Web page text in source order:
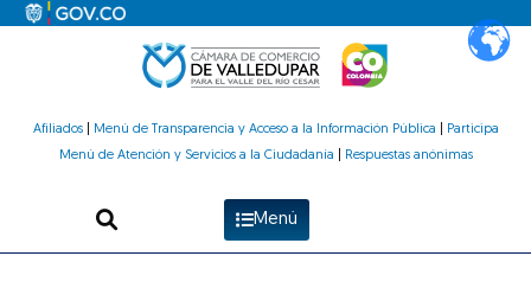
Afiliados| Menú de Transparencia y Acceso a la Información Pública
Participa
Menú de Atención y Servicios a la Ciudadanía
Respuestas anónimas
Menú